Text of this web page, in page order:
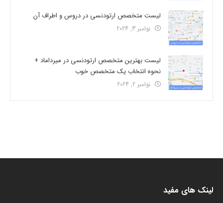
لیست متخصص ارتودنسی در دروس و اطراف آن
نوامبر 3, 2024
لیست بهترین متخصص ارتودنسی در میرداماد +
نحوه انتخاب یک متخصص خوب
نوامبر 2, 2024
لینک های مفید